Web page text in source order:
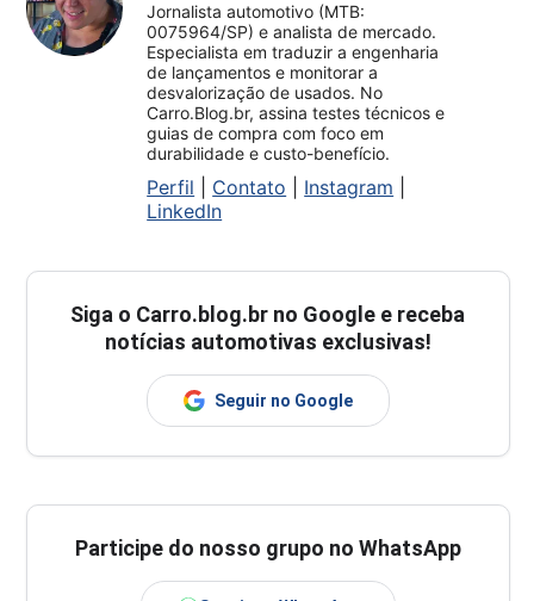
Jornalista automotivo (MTB:
0075964/SP) e analista de mercado.
Especialista em traduzir a engenharia
de lançamentos e monitorar a
desvalorização de usados. No
Carro.Blog.br, assina testes técnicos e
guias de compra com foco em
durabilidade e custo-benefício.
Perfil Contato Instagram
LinkedIn
Siga o Carro.blog.br no Google e receba
notícias automotivas exclusivas!
Seguir no Google
Participe do nosso grupo no WhatsApp